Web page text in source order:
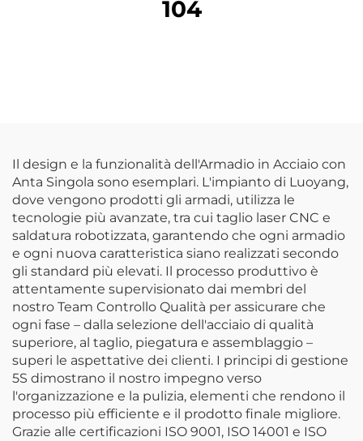
104
Il design e la funzionalità dell'Armadio in Acciaio con
Anta Singola sono esemplari. L'impianto di Luoyang,
dove vengono prodotti gli armadi, utilizza le
tecnologie più avanzate, tra cui taglio laser CNC e
saldatura robotizzata, garantendo che ogni armadio
e ogni nuova caratteristica siano realizzati secondo
gli standard più elevati. Il processo produttivo è
attentamente supervisionato dai membri del
nostro Team Controllo Qualità per assicurare che
ogni fase – dalla selezione dell'acciaio di qualità
superiore, al taglio, piegatura e assemblaggio –
superi le aspettative dei clienti. I principi di gestione
5S dimostrano il nostro impegno verso
l'organizzazione e la pulizia, elementi che rendono il
processo più efficiente e il prodotto finale migliore.
Grazie alle certificazioni ISO 9001, ISO 14001 e ISO